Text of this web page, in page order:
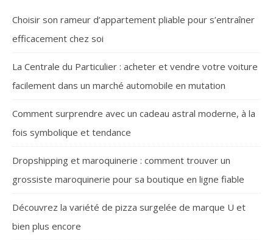
Choisir son rameur d’appartement pliable pour s’entraîner
efficacement chez soi
La Centrale du Particulier : acheter et vendre votre voiture
facilement dans un marché automobile en mutation
Comment surprendre avec un cadeau astral moderne, à la
fois symbolique et tendance
Dropshipping et maroquinerie : comment trouver un
grossiste maroquinerie pour sa boutique en ligne fiable
Découvrez la variété de pizza surgelée de marque U et
bien plus encore